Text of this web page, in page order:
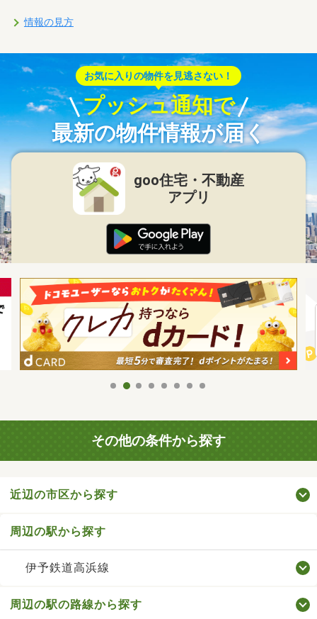
情報の見方
お気に入りの物件を見逃さない！
プッシュ通知で
最新の物件情報が届く
goo住宅・不動産
アプリ
その他の条件から探す
近辺の市区から探す
周辺の駅から探す
伊予鉄道高浜線
周辺の駅の路線から探す